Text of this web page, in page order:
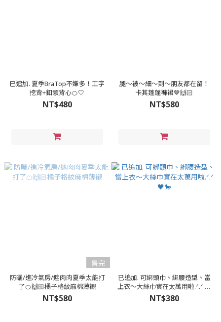
已追加. 夏季BraTop不嫌多！工字
挖背+釦領背心🍊🤍
NT$480
腿～被～細～到～朋友都在留！
卡其蓬蓬褲裙🤎🙌🏻
NT$580
售完
防曬/進冷氣房/遮肉肉夏季太能打
了🍊🙌🏻橘子格紋麻棉薄襯
NT$580
已追加. 可綁頭巾、綁腰造型、當
上衣～大絲巾實在太萬用啦.ᐟ‪‪‪.ᐟ‪‪‪ 🖤
🐎
NT$380